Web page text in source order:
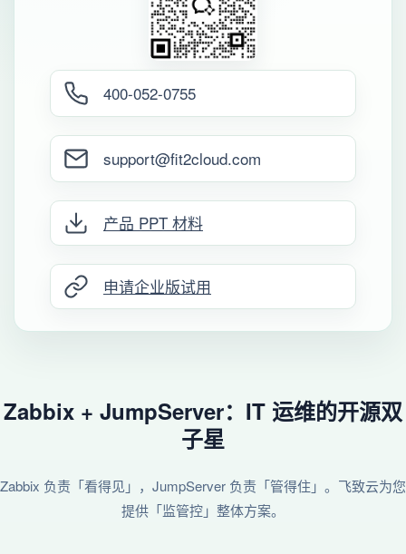
400-052-0755
support@fit2cloud.com
产品 PPT 材料
申请企业版试用
Zabbix + JumpServer：IT 运维的开源双
子星
Zabbix 负责「看得见」，JumpServer 负责「管得住」。飞致云为您
提供「监管控」整体方案。